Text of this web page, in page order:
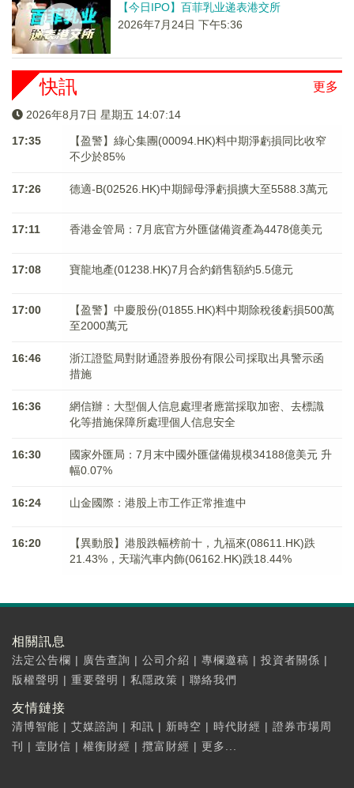
【今日IPO】百菲乳业递表港交所
2026年7月24日 下午5:36
更多
快訊
2026年8月7日 星期五 14:07:14
17:35
【盈警】綠心集團(00094.HK)料中期淨虧損同比收窄
不少於85%
17:26 德適-B(02526.HK)中期歸母淨虧損擴大至5588.3萬元
17:11 香港金管局：7月底官方外匯儲備資產為4478億美元
17:08 寶龍地產(01238.HK)7月合約銷售額約5.5億元
17:00
【盈警】中慶股份(01855.HK)料中期除稅後虧損500萬
至2000萬元
16:46
浙江證監局對財通證券股份有限公司採取出具警示函
措施
16:36
網信辦：大型個人信息處理者應當採取加密、去標識
化等措施保障所處理個人信息安全
16:30
國家外匯局：7月末中國外匯儲備規模34188億美元 升
幅0.07%
16:24 山金國際：港股上市工作正常推進中
16:20
【異動股】港股跌幅榜前十，九福來(08611.HK)跌
21.43%，天瑞汽車内飾(06162.HK)跌18.44%
相關訊息
法定公告欄 | 廣告查詢 | 公司介紹 | 專欄邀稿 | 投資者關係 |
版權聲明 | 重要聲明 | 私隱政策 | 聯絡我們
友情鏈接
清博智能 | 艾媒諮詢 | 和訊 | 新時空 | 時代財經 | 證券市場周
刊
| 壹財信 | 權衡財經 | 攬富財經 | 更多...